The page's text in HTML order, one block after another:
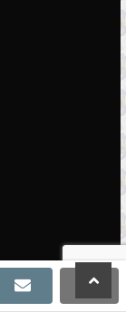
email
scroll